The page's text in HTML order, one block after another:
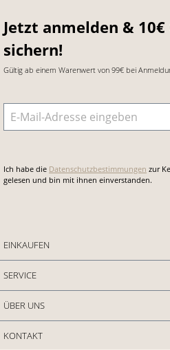
Jetzt anmelden &
sichern!
Gültig ab einem Warenwert von 99€ bei
E-Mail-Adresse
Ich habe die Datenschutzbestimmungen zur
gelesen und bin mit ihnen einverstanden.
EINKAUFEN
SERVICE
ÜBER UNS
KONTAKT